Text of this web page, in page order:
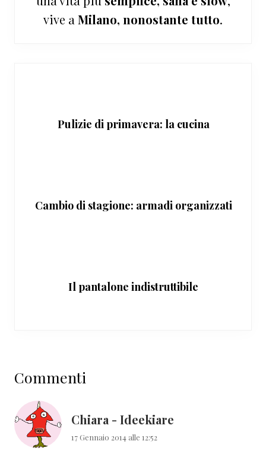
vive a Milano, nonostante tutto.
Pulizie di primavera: la cucina
Cambio di stagione: armadi organizzati
Il pantalone indistruttibile
del
lettore
Commenti
Chiara - Ideekiare
17 Gennaio 2014 alle 12:52